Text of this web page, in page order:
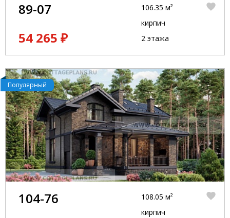
89-07
54 265 ₽
106.35 м²
кирпич
2 этажа
Популярный
104-76
108.05 м²
кирпич